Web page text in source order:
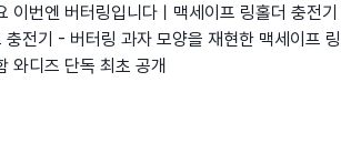
이번엔 버터링입니다ㅣ맥세이프 링홀더 충전기
전기 - 버터링 과자 모양을 재현한 맥세이프
와디즈 단독 최초 공개